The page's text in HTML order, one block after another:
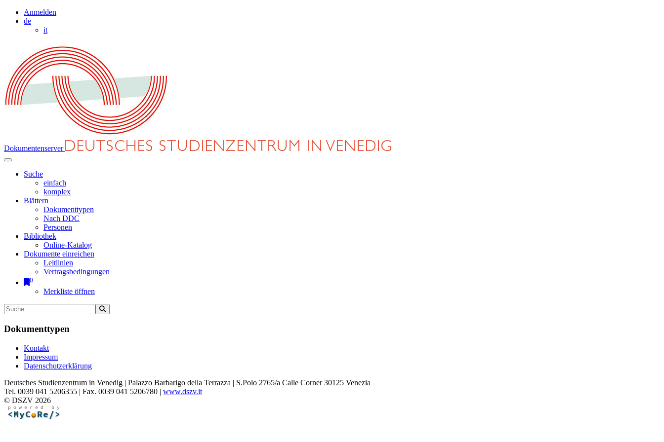
Anmelden
de
it
Dokumentenserver
Suche
einfach
komplex
Blättern
Dokumenttypen
Nach DDC
Personen
Bibliothek
Online-Katalog
Dokumente einreichen
Leitlinien
Vertragsbedingungen
0
Merkliste öffnen
Dokumenttypen
Kontakt
Impressum
Datenschutzerklärung
Deutsches Studienzentrum in Venedig | Palazzo Barbarigo della Terrazza | S.Polo 2765/a Calle Corner 30125 Venezia
Tel. 0039 041 5206355 | Fax. 0039 041 5206780 | www.dszv.it
© DSZV 2026